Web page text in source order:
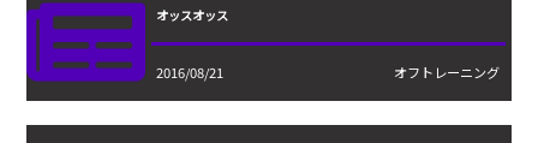
オッスオッス
2016/08/21 オフトレーニング